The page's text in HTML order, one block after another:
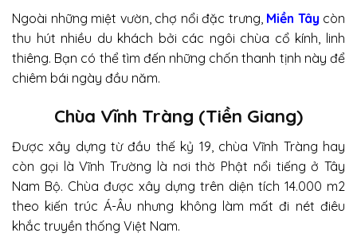
Ngoài những miệt vườn, chợ nổi đặc trưng, Miền Tây còn
thu hút nhiều du khách bởi các ngôi chùa cổ kính, linh
thiêng. Bạn có thể tìm đến những chốn thanh tịnh này để
chiêm bái ngày đầu năm.
Chùa Vĩnh Tràng (Tiền Giang)
Được xây dựng từ đầu thế kỷ 19, chùa Vĩnh Tràng hay
còn gọi là Vĩnh Trường là nơi thờ Phật nổi tiếng ở Tây
Nam Bộ. Chùa được xây dựng trên diện tích 14.000 m2
theo kiến trúc Á-Âu nhưng không làm mất đi nét điêu
khắc truyền thống Việt Nam.